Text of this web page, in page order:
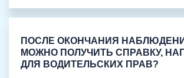
ПОСЛЕ ОКОНЧАНИЯ
МОЖНО ПОЛУЧИТЬ СПРАВКУ,
ДЛЯ ВОДИТЕЛЬСКИХ ПРАВ?